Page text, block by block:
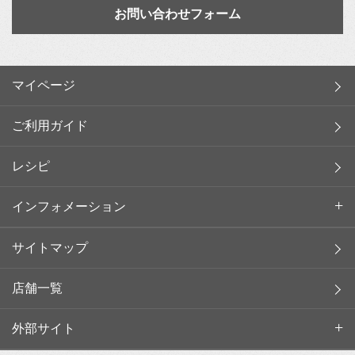
お問い合わせフォーム
マイページ
ご利用ガイド
レシピ
インフォメーション
サイトマップ
店舗一覧
外部サイト